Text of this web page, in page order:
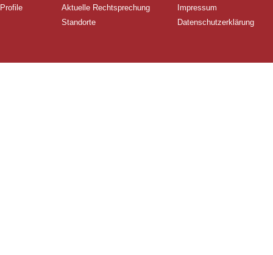
Profile
Aktuelle Rechtsprechung
Standorte
Impressum
Datenschutzerklärung